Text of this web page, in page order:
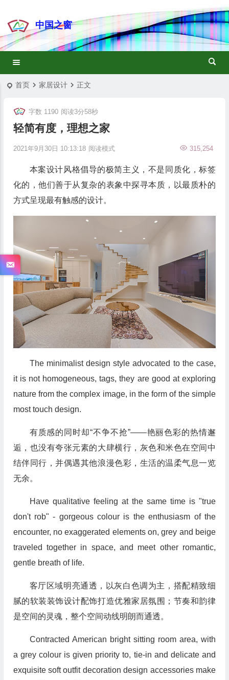
中国之窗
首页 家居设计 正文
轻简有度，理想之家
2021年9月30日 10:13:18 315,254
字数 1190 阅读3分58秒
阅读模式
本案设计风格倡导的极简主义，不是同质化，标签
化的，他们善于从复杂的表象中探寻本质，以最质朴的
方式呈现最有触感的设计。
The minimalist design style advocated to the case,
it is not homogeneous, tags, they are good at exploring
nature from the complex image, in the form of the simple
most touch design.
有质感的同时却“不争不抢”——艳丽色彩的热情邂
逅，也没有夸张元素的大肆横行，灰色和米色在空间中
结伴同行，并偶遇其他浪漫色彩，生活的温柔气息一览
无余。
Have qualitative feeling at the same time is "true
don't rob" - gorgeous colour is the enthusiasm of the
encounter, no exaggerated elements on, grey and beige
traveled together in space, and meet other romantic,
gentle breath of life.
客厅区域明亮通透，以灰白色调为主，搭配精致细
腻的软装装饰设计配饰打造优雅家居氛围；节奏和韵律
是空间的灵魂，整个空间动线明朗而通透。
Contracted American bright sitting room area, with
a grey colour is given priority to, tie-in and delicate and
exquisite soft outfit decoration design accessories make